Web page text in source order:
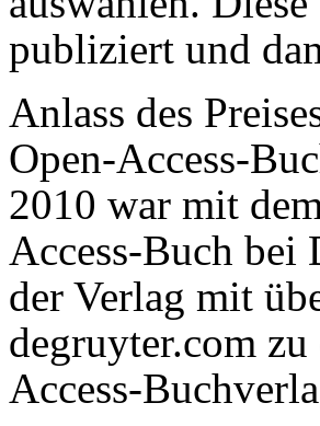
publiziert und
Anlass des
Open-Access-
2010 war mit dem
Access-Buch bei
der Verlag mit
degruyter.com
Access-